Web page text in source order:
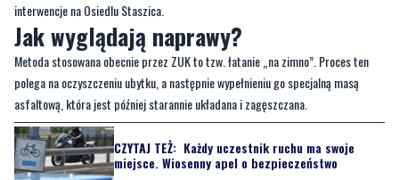
interwencje na Osiedlu Staszica.
Jak wyglądają naprawy?
Metoda stosowana obecnie przez ZUK to tzw. łatanie „na zimno”. Proces ten
polega na oczyszczeniu ubytku, a następnie wypełnieniu go specjalną masą
asfaltową, która jest później starannie układana i zagęszczana.
CZYTAJ TEŻ: Każdy uczestnik ruchu ma swoje
miejsce. Wiosenny apel o bezpieczeństwo